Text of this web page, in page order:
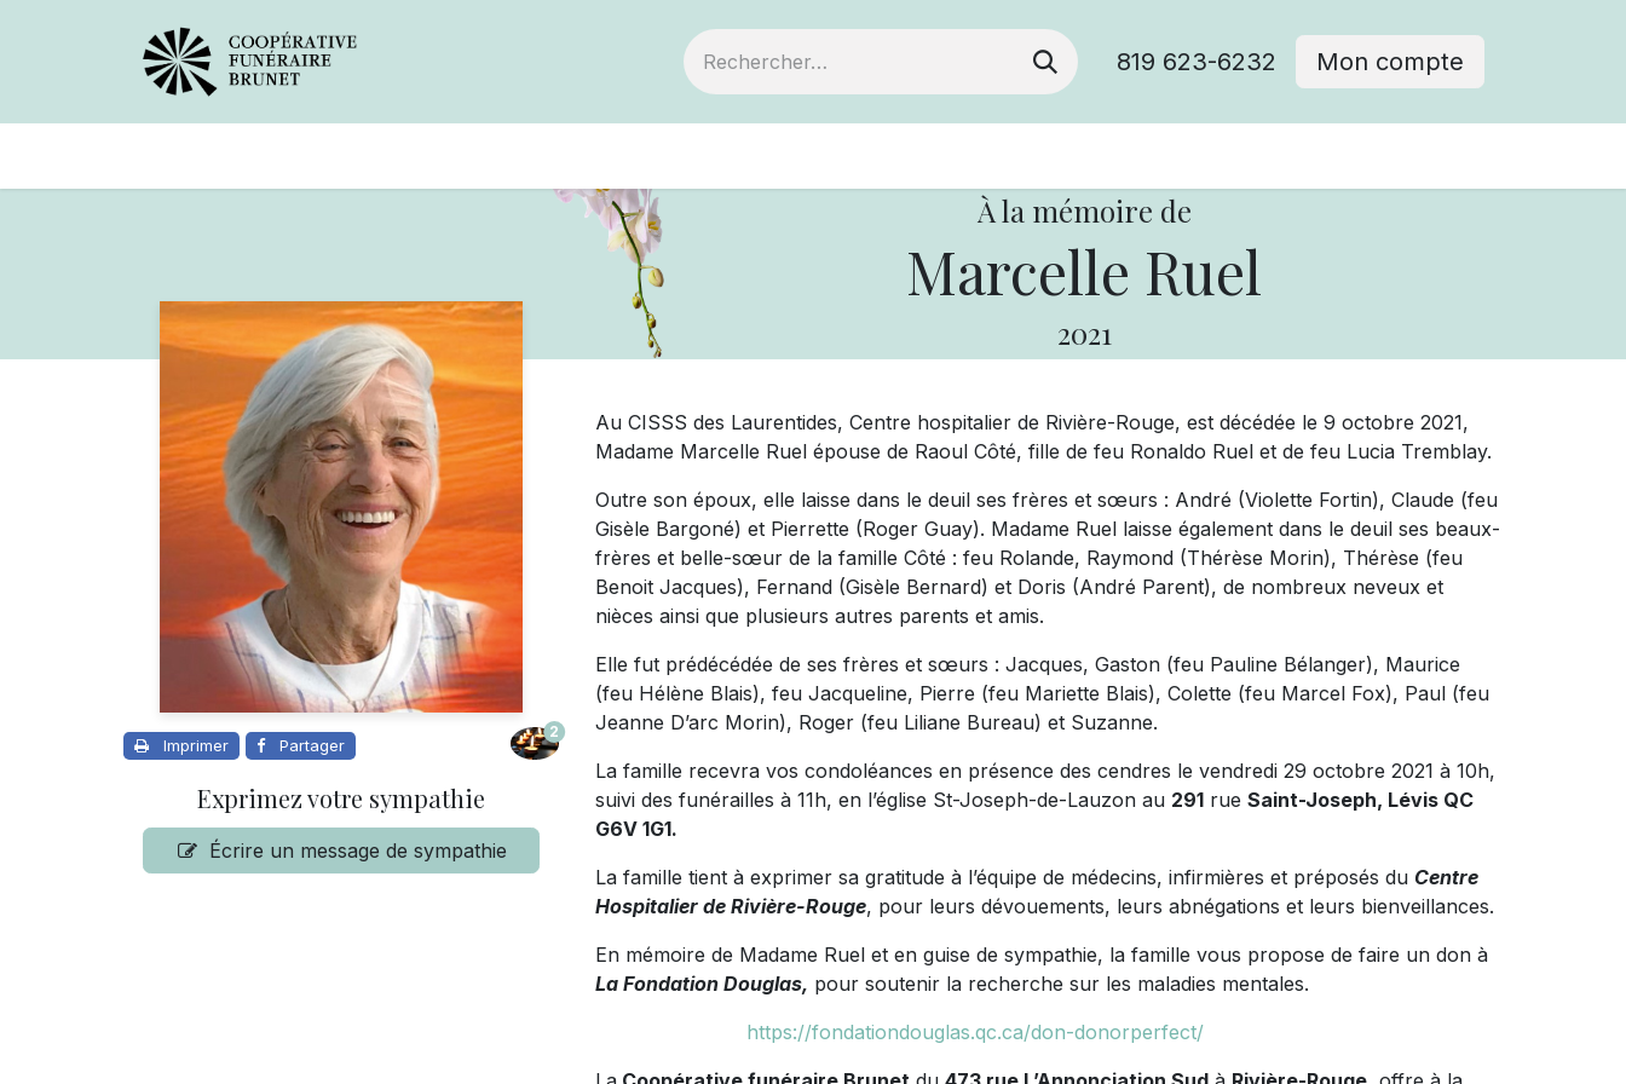
819 623-6232 Mon compte
À la mémoire de
Marcelle Ruel
2021
Imprimer Partager
2
Exprimez votre sympathie
Écrire un message de sympathie
Au CISSS des Laurentides, Centre hospitalier de Rivière-Rouge, est décédée le 9 octobre 2021,
Madame Marcelle Ruel épouse de Raoul Côté, fille de feu Ronaldo Ruel et de feu Lucia Tremblay.
Outre son époux, elle laisse dans le deuil ses frères et sœurs : André (Violette Fortin), Claude (feu
Gisèle Bargoné) et Pierrette (Roger Guay). Madame Ruel laisse également dans le deuil ses beaux-
frères et belle-sœur de la famille Côté : feu Rolande, Raymond (Thérèse Morin), Thérèse (feu
Benoit Jacques), Fernand (Gisèle Bernard) et Doris (André Parent), de nombreux neveux et
nièces ainsi que plusieurs autres parents et amis.
Elle fut prédécédée de ses frères et sœurs : Jacques, Gaston (feu Pauline Bélanger), Maurice
(feu Hélène Blais), feu Jacqueline, Pierre (feu Mariette Blais), Colette (feu Marcel Fox), Paul (feu
Jeanne D’arc Morin), Roger (feu Liliane Bureau) et Suzanne.
La famille recevra vos condoléances en présence des cendres le vendredi 29 octobre 2021 à 10h,
suivi des funérailles à 11h, en l’église St-Joseph-de-Lauzon au 291 rue Saint-Joseph, Lévis QC
G6V 1G1.
La famille tient à exprimer sa gratitude à l’équipe de médecins, infirmières et préposés du Centre
Hospitalier de Rivière-Rouge, pour leurs dévouements, leurs abnégations et leurs bienveillances.
En mémoire de Madame Ruel et en guise de sympathie, la famille vous propose de faire un don à
La Fondation Douglas, pour soutenir la recherche sur les maladies mentales.
https://fondationdouglas.qc.ca/don-donorperfect/